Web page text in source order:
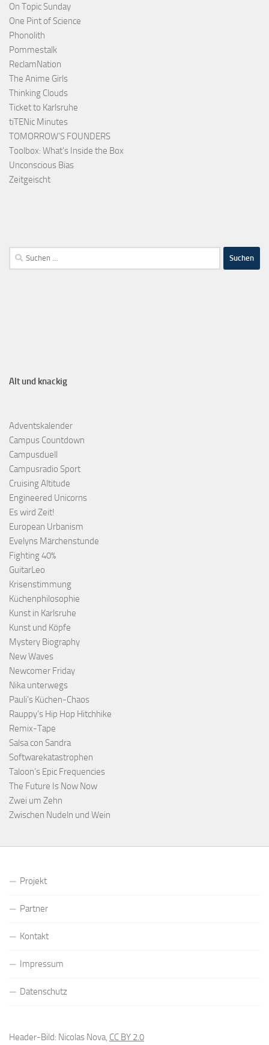
On Topic Sunday
One Pint of Science
Phonolith
Pommestalk
ReclamNation
The Anime Girls
Thinking Clouds
Ticket to Karlsruhe
tiTENic Minutes
TOMORROW'S FOUNDERS
Toolbox: What's Inside the Box
Unconscious Bias
Zeitgeischt
Alt und knackig
Adventskalender
Campus Countdown
Campusduell
Campusradio Sport
Cruising Altitude
Engineered Unicorns
Es wird Zeit!
European Urbanism
Evelyns Märchenstunde
Fighting 40%
GuitarLeo
Krisenstimmung
Küchenphilosophie
Kunst in Karlsruhe
Kunst und Köpfe
Mystery Biography
New Waves
Newcomer Friday
Nika unterwegs
Pauli's Küchen-Chaos
Rauppy’s Hip Hop Hitchhike
Remix-Tape
Salsa con Sandra
Softwarekatastrophen
Taloon’s Epic Frequencies
The Future Is Now Now
Zwei um Zehn
Zwischen Nudeln und Wein
Projekt
Partner
Kontakt
Impressum
Datenschutz
Header-Bild: Nicolas Nova, CC BY 2.0